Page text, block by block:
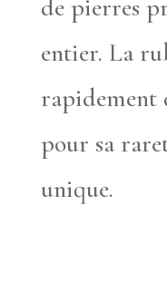
de pierres
entier. La
rapidement
pour sa
unique.